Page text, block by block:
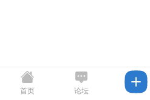
首页 论坛